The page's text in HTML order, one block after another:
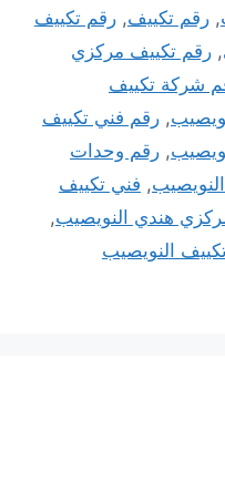
,رقم تكييف,رقم تكييف
, رقم تكييف مركزي
شركة تكييف
, رقم فني تكييف
, رقم وحدات
, فني تكييف
هندي النويصيب,
النويصيب